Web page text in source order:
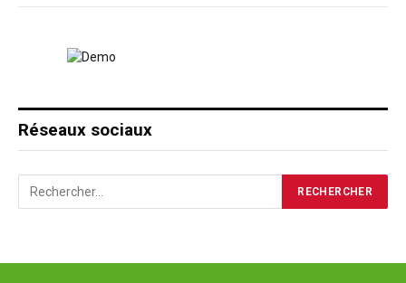
Réseaux sociaux